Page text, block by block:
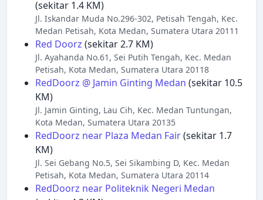
(sekitar 1.4 KM)
Jl. Iskandar Muda No.296-302, Petisah Tengah, Kec.
Medan Petisah, Kota Medan, Sumatera Utara 20111
Red Doorz (sekitar 2.7 KM)
Jl. Ayahanda No.61, Sei Putih Tengah, Kec. Medan
Petisah, Kota Medan, Sumatera Utara 20118
RedDoorz @ Jamin Ginting Medan (sekitar 10.5
KM)
Jl. Jamin Ginting, Lau Cih, Kec. Medan Tuntungan,
Kota Medan, Sumatera Utara 20135
RedDoorz near Plaza Medan Fair(sekitar 1.7
KM)
Jl. Sei Gebang No.5, Sei Sikambing D, Kec. Medan
Petisah, Kota Medan, Sumatera Utara 20114
RedDoorz near Politeknik Negeri Medan